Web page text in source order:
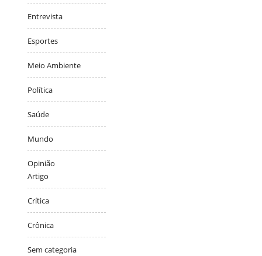
Entrevista
Esportes
Meio Ambiente
Política
Saúde
Mundo
Opinião
Artigo
Crítica
Crônica
Sem categoria